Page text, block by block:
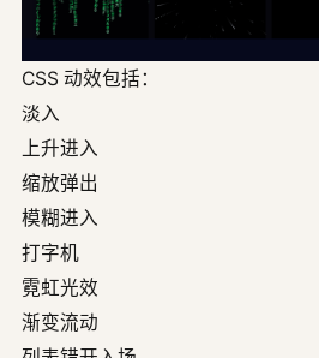
CSS 动效包括：
淡入
上升进入
缩放弹出
模糊进入
打字机
霓虹光效
渐变流动